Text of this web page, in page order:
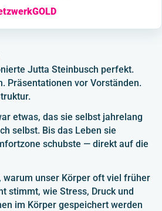
Jutta Steinbusch perfekt.
Präsentationen vor Vorständen.
etwas, das sie selbst jahrelang
selbst. Bis das Leben sie
schubste — direkt auf die
warum unser Körper oft viel früher
stimmt, wie Stress, Druck und
im Körper gespeichert werden